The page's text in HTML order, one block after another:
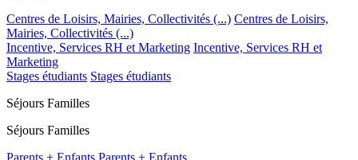
Centres de Loisirs, Mairies, Collectivités (...) Centres de Loisirs,
Mairies, Collectivités (...)
Incentive, Services RH et Marketing Incentive, Services RH et
Marketing
Stages étudiants Stages étudiants
Séjours Familles
Séjours Familles
Parents + Enfants Parents + Enfants